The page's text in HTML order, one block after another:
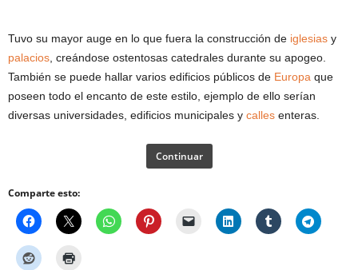
Tuvo su mayor auge en lo que fuera la construcción de iglesias y
palacios, creándose ostentosas catedrales durante su apogeo.
También se puede hallar varios edificios públicos de Europa que
poseen todo el encanto de este estilo, ejemplo de ello serían
diversas universidades, edificios municipales y calles enteras.
Continuar
Comparte esto: